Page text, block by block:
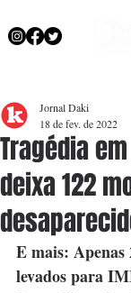
Tragédia
deixa 122
Jornal Daki
18 de fev. de 2022
E mais: Apenas
levados para